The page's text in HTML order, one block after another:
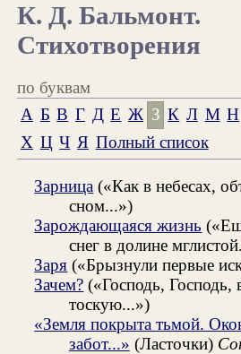
К. Д. Бальмонт.
Стихотворения
по буквам
А Б В Г Д Е Ж З К Л М Н
Х Ц Ч Я Полный список
Зарница («Как в небесах,
сном...»)
Зарождающаяся жизнь
снег в долине
Заря («Брызнули первые
Зачем? («Господь, Господь,
тоскую...»)
«Земля покрыта тьмой.
забот...» (Ласточки)